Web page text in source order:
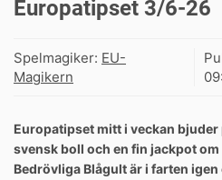
Europatipset 3/6-26
Spelmagiker: EU-
Magikern
Europatipset mitt i veckan
svensk boll och en fin jackpot
Bedrövliga Blågult är i farten